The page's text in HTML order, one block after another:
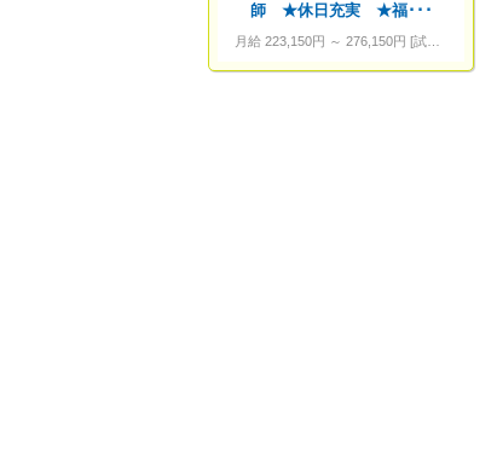
師 ★休日充実 ★福･･･
月給 223,150円 ～ 276,150円 試用期間あり。3カ月～4カ月。